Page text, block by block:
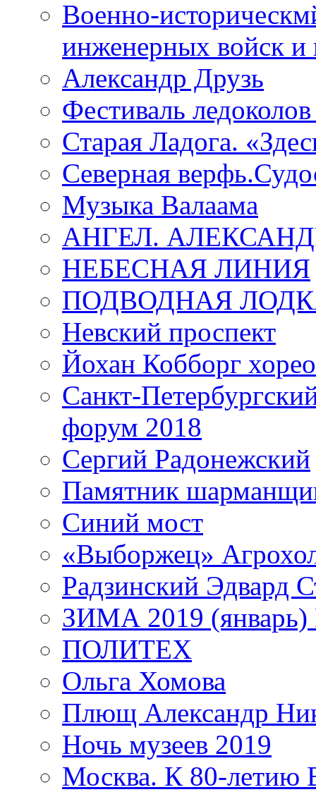
Военно-
инженерных войск и
Александр Друзь
Фестиваль
Старая Ладога.
Северная
Музыка Валаама
АНГЕЛ.
НЕБЕСНАЯ ЛИНИЯ
ПОДВОДНАЯ
Невский проспект
Йохан Кобборг
Санкт-
форум 2018
Сергий Радонежский
Памятник
Синий мост
«Выборжец»
Радзинский Эдвард
ЗИМА 2019 (январь)
ПОЛИТЕХ
Ольга Хомова
Плющ Александр
Ночь музеев 2019
Москва. К 80-